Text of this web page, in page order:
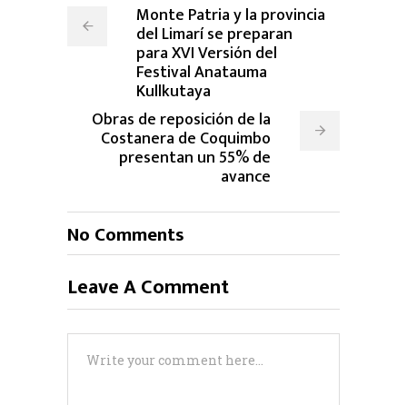
Monte Patria y la provincia
del Limarí se preparan
para XVI Versión del
Festival Anatauma
Kullkutaya
Obras de reposición de la
Costanera de Coquimbo
presentan un 55% de
avance
No Comments
Leave A Comment